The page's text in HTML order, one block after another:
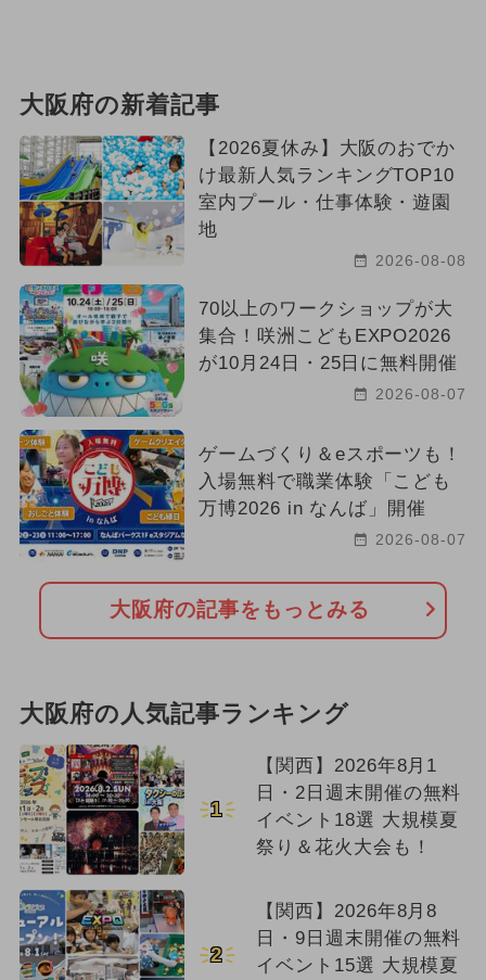
大阪府の新着記事
【2026夏休み】大阪のおでか
け最新人気ランキングTOP10
室内プール・仕事体験・遊園
地
2026-08-08
70以上のワークショップが大
集合！咲洲こどもEXPO2026
が10月24日・25日に無料開催
2026-08-07
ゲームづくり＆eスポーツも！
入場無料で職業体験「こども
万博2026 in なんば」開催
2026-08-07
大阪府の記事をもっとみる
大阪府の人気記事ランキング
1
【関西】2026年8月1
日・2日週末開催の無料
イベント18選 大規模夏
祭り＆花火大会も！
2
【関西】2026年8月8
日・9日週末開催の無料
イベント15選 大規模夏